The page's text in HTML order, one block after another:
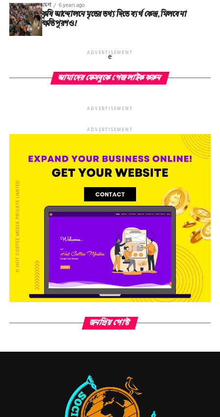
দেশ 6 years ago
কৃষি আন্দোলনে মৃতের তথ‌্য দিতে ব্যর্থ কেন্দ্র, মিলবে না
ক্ষতিপূরণও!
ADVERTISEMENT
e
আমাদের ফেসবুকে পেজ লাইক করুন
ADVERTISEMENT
ADVERTISEMENT
জনপ্রিয় পোস্ট